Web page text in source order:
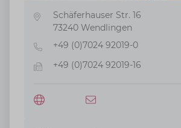
AdresseSchäferhauser Str. 16
73240 Wendlingen
Telefon+49 (0)7024 92019-0
Fax
+49 (0)7024 92019-16